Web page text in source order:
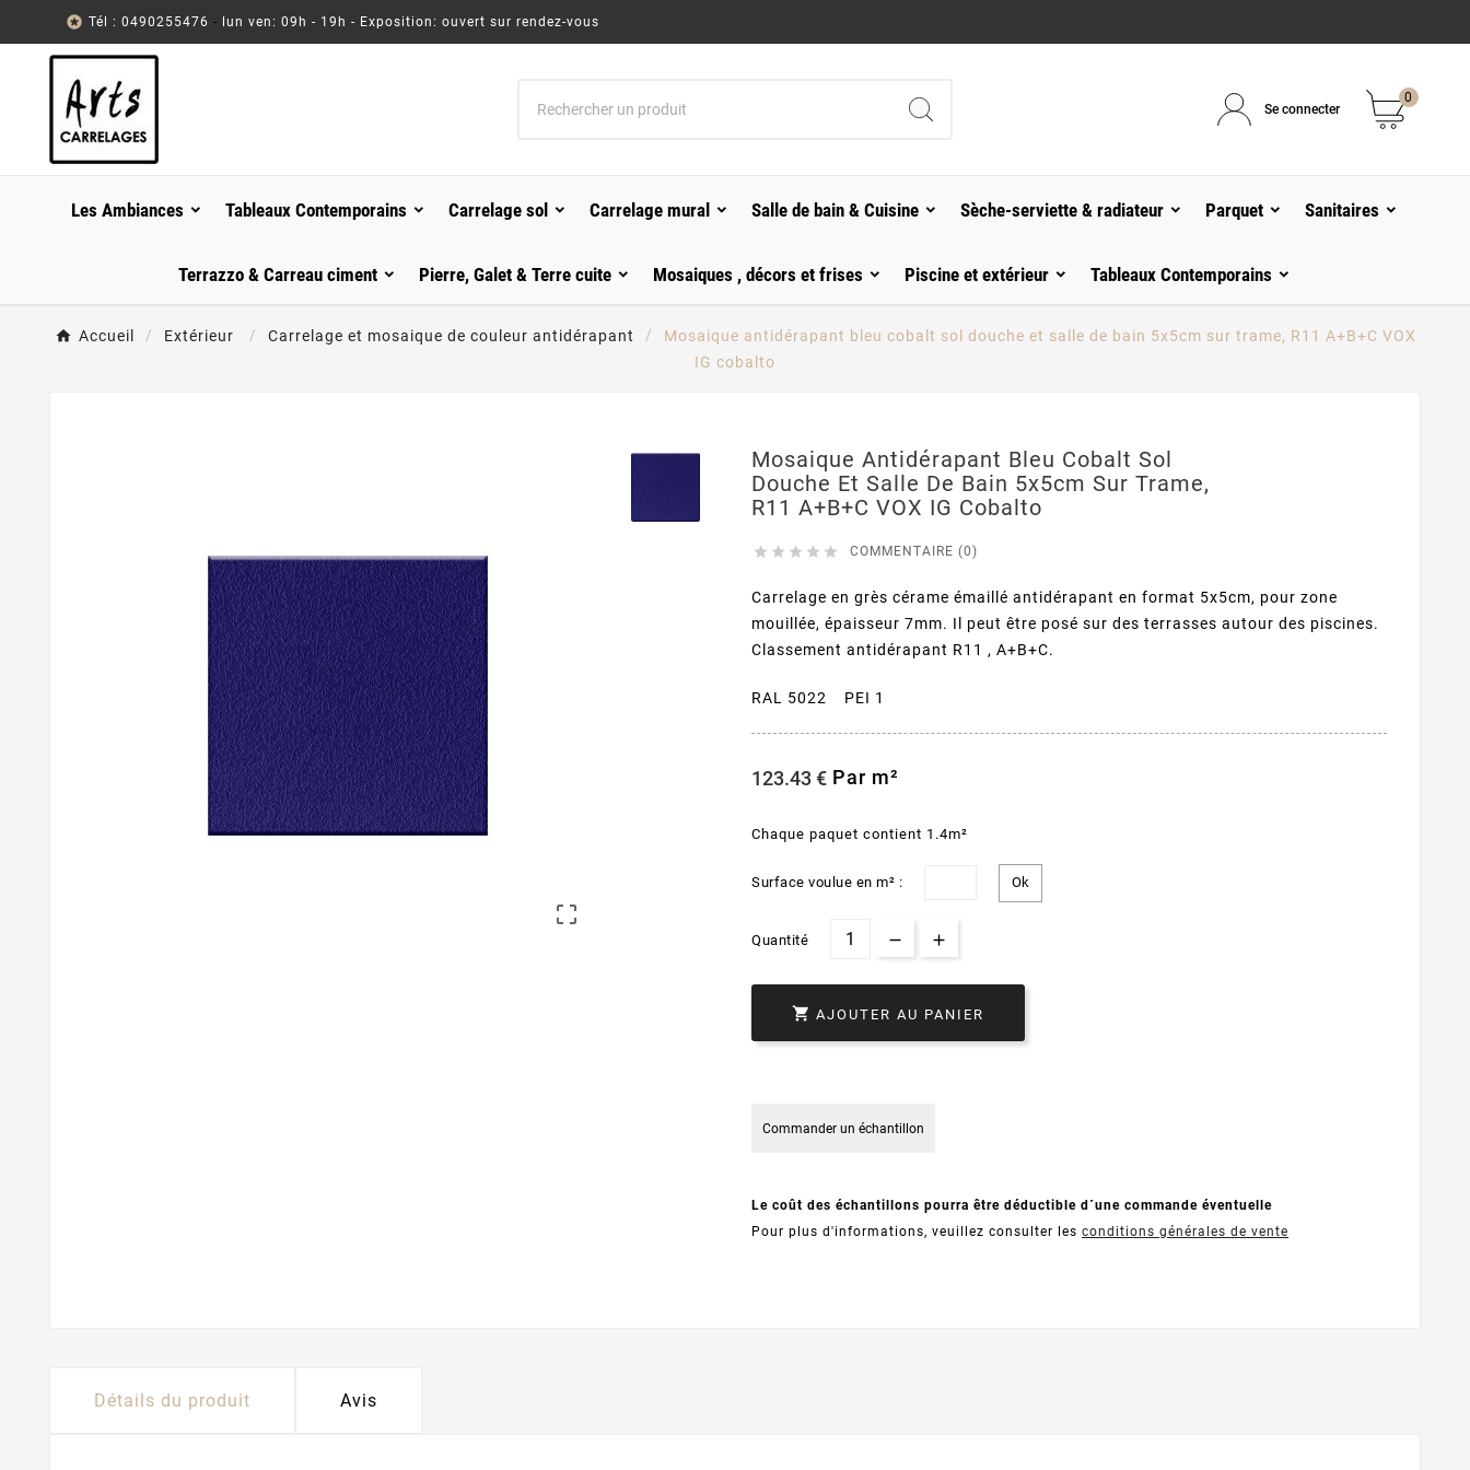
 Tél : 0490255476 - lun ven: 09h - 19h - Exposition: ouvert sur rendez-vous
Se connecter
0
Les Ambiances Tableaux Contemporains Carrelage sol Carrelage mural Salle de bain & Cuisine Sèche-serviette & radiateur Parquet Sanitaires
Terrazzo & Carreau ciment Pierre, Galet & Terre cuite Mosaiques , décors et frises Piscine et extérieur Tableaux Contemporains
Accueil Extérieur Carrelage et mosaique de couleur antidérapant
Mosaique antidérapant bleu cobalt sol douche et salle de bain 5x5cm sur trame, R11 A+B+C VOX
IG cobalto

Mosaique Antidérapant Bleu Cobalt Sol
Douche Et Salle De Bain 5x5cm Sur Trame,
R11 A+B+C VOX IG Cobalto
     COMMENTAIRE (0)
Carrelage en grès cérame émaillé antidérapant en format 5x5cm, pour zone
mouillée, épaisseur 7mm. Il peut être posé sur des terrasses autour des piscines.
Classement antidérapant R11 , A+B+C.
RAL 5022 PEI 1
123.43 € Par m²
Chaque paquet contient 1.4m²
Surface voulue en m² :
Quantité
 AJOUTER AU PANIER
Commander un échantillon
Le coût des échantillons pourra être déductible d´une commande éventuelle
Pour plus d'informations, veuillez consulter les conditions générales de vente
Détails du produit Avis